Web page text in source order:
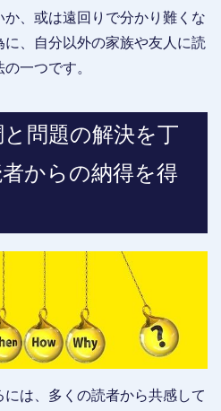
、或は遠回りで分かり難くな
、自分以外の家族や友人に読
一つです。
問題の解決を丁
からの納得を得
は、多くの読者から共感して